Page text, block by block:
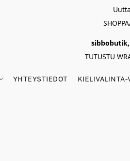
TUTUSTU
YHTEYSTIEDOT KIELIVALINTA-